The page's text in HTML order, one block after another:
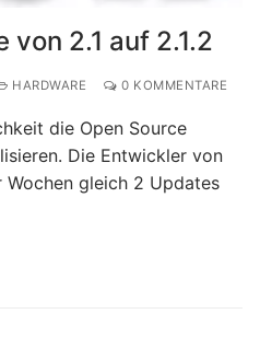
von 2.1 auf 2.1.2
HARDWARE 0 KOMMENTARE
die Open Source
Die Entwickler von
Wochen gleich 2 Updates